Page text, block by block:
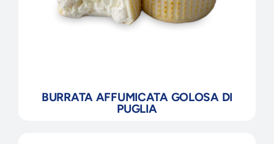
BURRATA AFFUMICATA GOLOSA DI
PUGLIA